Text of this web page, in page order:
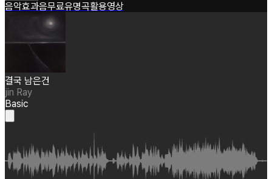
음악효과음무료유명곡활용영상
결국 남은건
jin Ray
Basic